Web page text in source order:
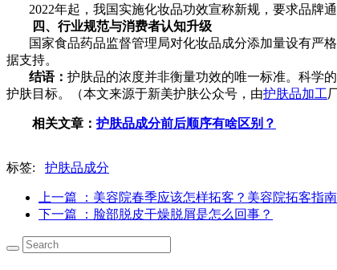
2022年起，我国实施化妆品功效宣称新规，要求品牌通
四、行业规范与消费者认知升级
国家食品药品监督管理局对化妆品成分添加量设有严格
据支持。
结语： 护肤品的浓度并非衡量功效的唯一标准。科学
护肤目标。（本文来源于新美护肤公众号，由护肤品加工
相关文章： 护肤品成分前后顺序有啥区别？
标签: 护肤品成分
上一篇
：美容院春季应该怎样拓客？美容院拓客指南
下一篇
：脸部脱皮干燥脱屑是怎么回事？